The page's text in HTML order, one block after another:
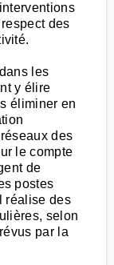
des
les
y élire
éliminer en
des
le compte
de
postes
réalise des
selon
par la